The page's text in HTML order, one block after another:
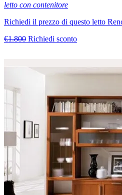
letto con contenitore
Richiedi il prezzo di questo letto
€1.800 Richiedi sconto